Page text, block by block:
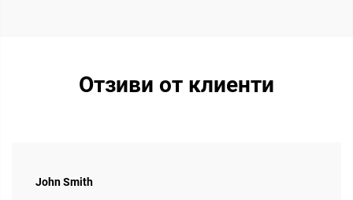
Отзиви от клиенти
John Smith